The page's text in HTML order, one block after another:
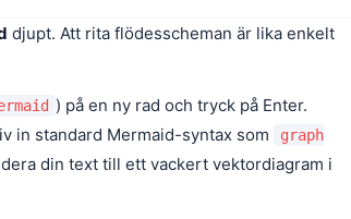
djupt. Att rita flödesscheman är lika enkelt
) på en ny rad och tryck på Enter.
in standard Mermaid-syntax som
graph
din text till ett vackert vektordiagram i